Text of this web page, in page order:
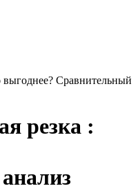
выгоднее? Сравнительный
резка :